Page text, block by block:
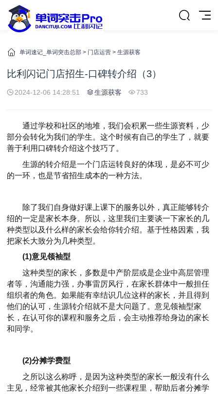
单词速记_单词突击总部 > 门店运营 > 生源获客
比利闪记门店招生-口碑转介绍（3）
2024-12-06 14:28:51 生源获客 733
通过学校和社区的地堆，我们会积累一些生源资料，少
部分会转化为我们的学生。这个时候有自己的学生了，就要
善于利用口碑转介绍这个技巧了。
生源的转介绍是一个门店运转良好的体现，是必不可少
的一环，也是节省招生成本的一种方法。
除了我们自身做好课上课下的服务以外，真正能够转介
绍的一定是家长本身。所以，这里我们主要谈一下家长的几
种类型以及什么样的家长会给你转介绍。基于性格因素，我
把家长大致分为几种类型。
(1)意见领袖型
这种类型的家长，多数是中产阶层或是企业中高层管理
者等，沟通能力强，办事雷厉风行，在家长群体中一般担任
组织者的角色。如果能有幸结识几位这样的家长，并且得到
他们的认可，生源转介绍就不是大问题了。 意见领袖型家
长，在认可你的课程和服务之后，会主动推荐给身边的家长
和同学。
(2)分摊学费型
之所以这么称呼，是因为这种类型的家长一般没有什么
主见，经常被其他家长介绍到一些课程里，帮助后者分摊学